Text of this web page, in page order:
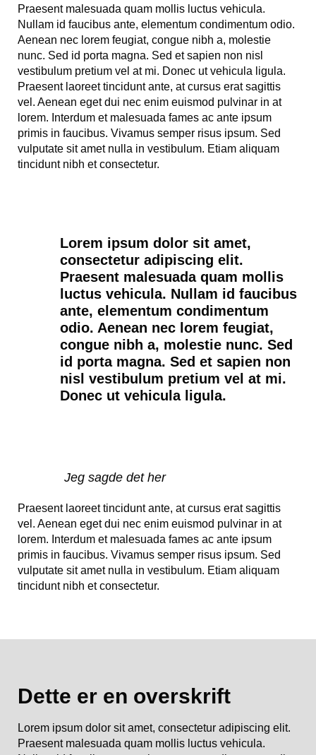
Praesent malesuada quam mollis luctus vehicula.
Nullam id faucibus ante, elementum condimentum odio.
Aenean nec lorem feugiat, congue nibh a, molestie
nunc. Sed id porta magna. Sed et sapien non nisl
vestibulum pretium vel at mi. Donec ut vehicula ligula.
Praesent laoreet tincidunt ante, at cursus erat sagittis
vel. Aenean eget dui nec enim euismod pulvinar in at
lorem. Interdum et malesuada fames ac ante ipsum
primis in faucibus. Vivamus semper risus ipsum. Sed
vulputate sit amet nulla in vestibulum. Etiam aliquam
tincidunt nibh et consectetur.
Lorem ipsum dolor sit amet,
consectetur adipiscing elit.
Praesent malesuada quam mollis
luctus vehicula. Nullam id faucibus
ante, elementum condimentum
odio. Aenean nec lorem feugiat,
congue nibh a, molestie nunc. Sed
id porta magna. Sed et sapien non
nisl vestibulum pretium vel at mi.
Donec ut vehicula ligula.
Jeg sagde det her
Praesent laoreet tincidunt ante, at cursus erat sagittis
vel. Aenean eget dui nec enim euismod pulvinar in at
lorem. Interdum et malesuada fames ac ante ipsum
primis in faucibus. Vivamus semper risus ipsum. Sed
vulputate sit amet nulla in vestibulum. Etiam aliquam
tincidunt nibh et consectetur.
Dette er en overskrift
Lorem ipsum dolor sit amet, consectetur adipiscing elit.
Praesent malesuada quam mollis luctus vehicula.